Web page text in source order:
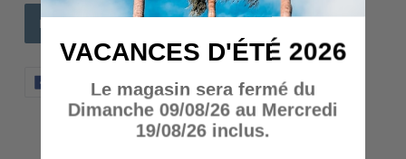
PARTAGER
PARTAGER
SUR
FACEBOOK
TWEETER
TWEETER
SUR
TWITTER
ÉPINGLER
AVIS CLIENTS
VACANCES D'ÉTÉ 2026
Le magasin sera fermé du
Dimanche 09/08/26 au Mercredi
19/08/26 inclus.